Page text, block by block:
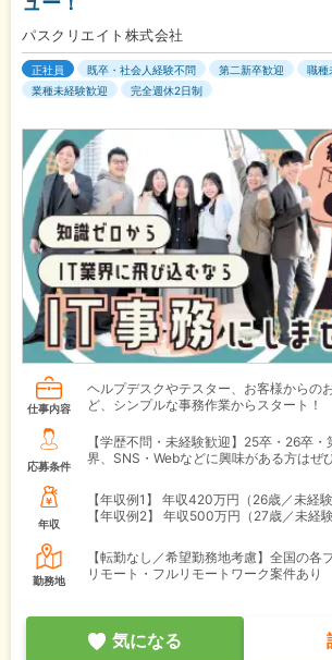
パスクリエイト株式会社
正社員 既卒・社会人経験不問 第二新卒歓迎
職種
業種未経験歓迎
完全週休2日制
仕事内容
ヘルプデスクやテスター、お客様からの
ど、シンプルな事務作業からスタート！
応募条件
【学歴不問・未経験歓迎】25卒・26卒
界、SNS・Webなどに興味がある方はぜ
年収
【年収例1】
年収420万円（26歳／未経験
【年収例2】
年収500万円（27歳／未経験
勤務地
【転勤なし／希望勤務地考慮】全国の各
リモート・フルリモートワーク案件あり
気になる